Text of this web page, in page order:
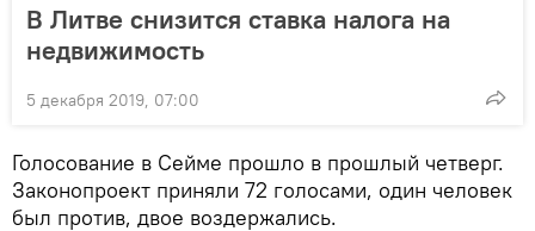
В Литве снизится ставка налога на
недвижимость
5 декабря 2019, 07:00
Голосование в Сейме прошло в прошлый четверг.
Законопроект приняли 72 голосами, один человек
был против, двое воздержались.